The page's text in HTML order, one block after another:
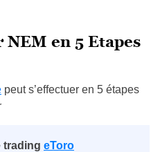
en 5 Etapes
peut s’effectuer en 5 étapes
trading eToro